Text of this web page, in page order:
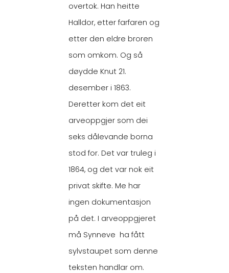
overtok. Han heitte
Halldor, etter farfaren og
etter den eldre broren
som omkom. Og så
døydde Knut 21.
desember i 1863.
Deretter kom det eit
arveoppgjer som dei
seks dålevande borna
stod for. Det var truleg i
1864, og det var nok eit
privat skifte. Me har
ingen dokumentasjon
på det. I arveoppgjeret
må Synneve ha fått
sylvstaupet som denne
teksten handlar om.